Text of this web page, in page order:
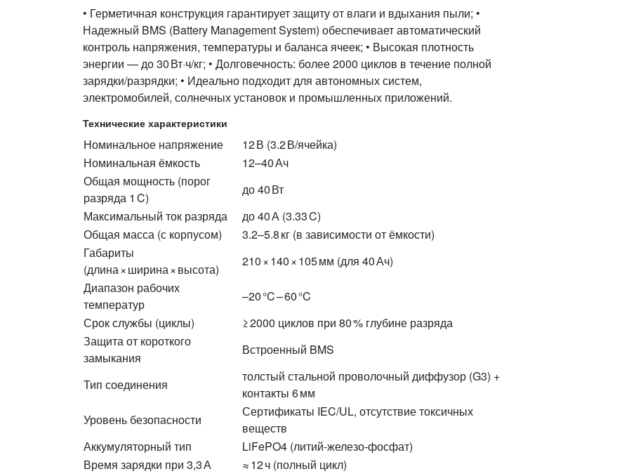
• Герметичная конструкция гарантирует защиту от влаги и вдыхания пыли; •
Надежный BMS (Battery Management System) обеспечивает автоматический
контроль напряжения, температуры и баланса ячеек; • Высокая плотность
энергии — до 30 Вт·ч/кг; • Долговечность: более 2000 циклов в течение полной
зарядки/разрядки; • Идеально подходит для автономных систем,
электромобилей, солнечных установок и промышленных приложений.
Технические характеристики
Номинальное напряжение
12 В (3.2 В/ячейка)
Номинальная ёмкость
12–40 Ач
Общая мощность (порог
разряда 1 C)
до 40 Вт
Максимальный ток разряда
до 40 А (3.33 C)
Общая масса (с корпусом)
3.2–5.8 кг (в зависимости от ёмкости)
Габариты
(длина × ширина × высота)
210 × 140 × 105 мм (для 40 Ач)
Диапазон рабочих
температур
–20 °C – 60 °C
Срок службы (циклы)
≥ 2000 циклов при 80 % глубине разряда
Защита от короткого
замыкания
Встроенный BMS
Тип соединения
толстый стальной проволочный диффузор (G3) +
контакты 6 мм
Уровень безопасности
Сертификаты IEC/UL, отсутствие токсичных
веществ
Аккумуляторный тип
LiFePO4 (литий-железо-фосфат)
Время зарядки при 3,3 А
≈ 12 ч (полный цикл)